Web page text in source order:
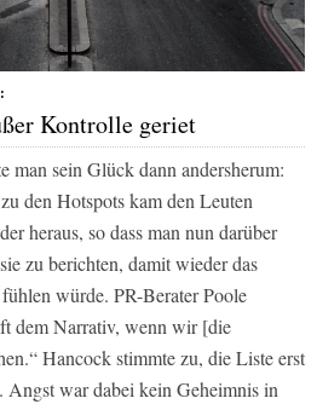
Kontrolle geriet
man sein Glück dann andersherum:
den Hotspots kam den Leuten
heraus, so dass man nun darüber
zu berichten, damit wieder das
würde. PR-Berater Poole
dem Narrativ, wenn wir [die
Hancock stimmte zu, die Liste erst
war dabei kein Geheimnis in